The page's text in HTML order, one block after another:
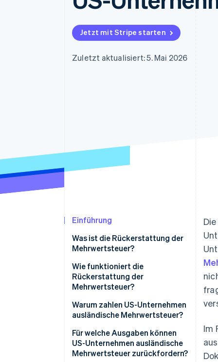
Autorisierungsraten
Beschleunigter Bezahlvorgang
Financial ConnectionsJetzt mit Stripe starten
Zuletzt aktualisiert: 5. Mai 2026
Einführung
Was ist die Rückerstattung der
Mehrwertsteuer?
Wie funktioniert die
Rückerstattung der
Mehrwertsteuer?
Warum zahlen US-Unternehmen
ausländische Mehrwertsteuer?
Für welche Ausgaben können
US-Unternehmen ausländische
Mehrwertsteuer zurückfordern?
Im